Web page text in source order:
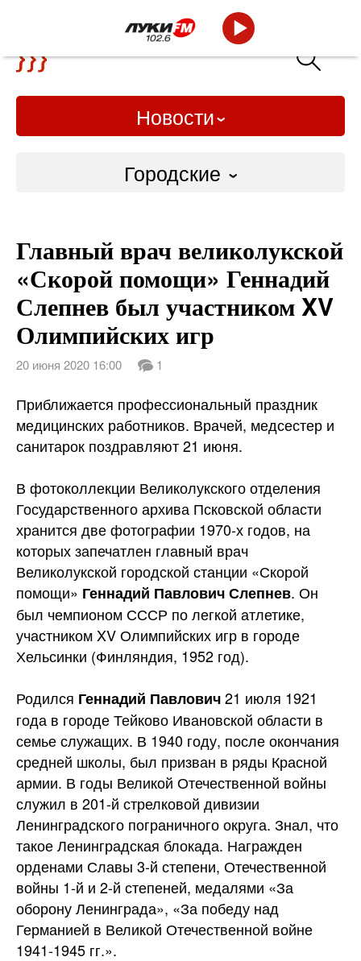
Новости
Городские
Слово Дело
Народные
ВТРК
Главный врач великолукской
«Скорой помощи» Геннадий
Слепнев был участником XV
Олимпийских игр
20 июня 2020 16:00 1
Приближается профессиональный праздник
медицинских работников. Врачей, медсестер и
санитарок поздравляют 21 июня.
В фотоколлекции Великолукского отделения
Государственного архива Псковской области
хранится две фотографии 1970-х годов, на
которых запечатлен главный врач
Великолукской городской станции «Скорой
помощи» Геннадий Павлович Слепнев. Он
был чемпионом СССР по легкой атлетике,
участником XV Олимпийских игр в городе
Хельсинки (Финляндия, 1952 год).
Родился Геннадий Павлович21 июля 1921
года в городе Тейково Ивановской области в
семье служащих. В 1940 году, после окончания
средней школы, был призван в ряды Красной
армии. В годы Великой Отечественной войны
служил в 201-й стрелковой дивизии
Ленинградского пограничного округа. Знал, что
такое Ленинградская блокада. Награжден
орденами Славы 3-й степени, Отечественной
войны 1-й и 2-й степеней, медалями «За
оборону Ленинграда», «За победу над
Германией в Великой Отечественной войне
1941-1945 гг.».